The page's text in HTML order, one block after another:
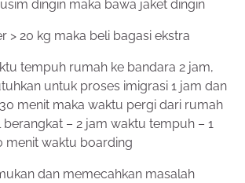
dingin maka bawa jaket dingin
> 20 kg maka beli bagasi ekstra
tempuh rumah ke bandara 2 jam,
untuk proses imigrasi 1 jam dan
menit maka waktu pergi dari rumah
berangkat – 2 jam waktu tempuh – 1
menit waktu boarding
dan memecahkan masalah